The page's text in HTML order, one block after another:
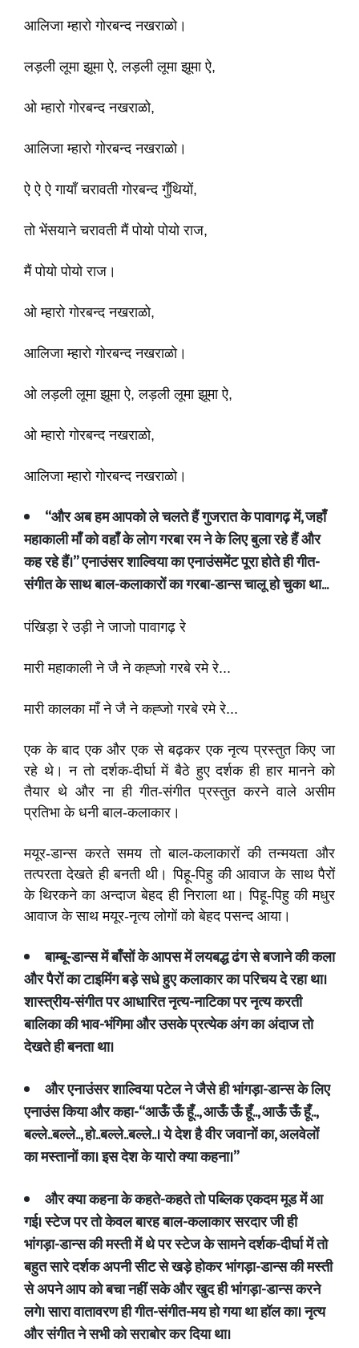
आलिजा म्हारो गोरबन्द नखराळो।
लड़ली लूमा झूमा ऐ, लड़ली लूमा झूमा ऐ,
ओ म्हारो गोरबन्द नखराळो,
आलिजा म्हारो गोरबन्द नखराळो।
ऐ ऐ ऐ गायाँ चरावती गोरबन्द गुँथियों,
तो भेंसयाने चरावती मैं पोयो पोयो राज,
मैं पोयो पोयो राज।
ओ म्हारो गोरबन्द नखराळो,
आलिजा म्हारो गोरबन्द नखराळो।
ओ लड़ली लूमा झूमा ऐ, लड़ली लूमा झूमा ऐ,
ओ म्हारो गोरबन्द नखराळो,
आलिजा म्हारो गोरबन्द नखराळो।
“और अब हम आपको ले चलते हैं गुजरात के पावागढ़ में,जहाँ
महाकाली माँ को वहाँ के लोग गरबा रम ने के लिए बुला रहे हैं और
कह रहे हैं।” एनाउंसर शाल्विया का एनाउंसमेंट पूरा होते ही गीत-
संगीत के साथ बाल-कलाकारों का गरबा-डान्स चालू हो चुका था...
पंखिड़ा रे उड़ी ने जाजो पावागढ़ रे
मारी महाकाली ने जै ने कह्जो गरबे रमे रे...
मारी कालका माँ ने जै ने कह्जो गरबे रमे रे...
एक के बाद एक और एक से बढ़कर एक नृत्य प्रस्तुत किए जा
रहे थे। न तो दर्शक-दीर्घा में बैठे हुए दर्शक ही हार मानने को
तैयार थे और ना ही गीत-संगीत प्रस्तुत करने वाले असीम
प्रतिभा के धनी बाल-कलाकार।
मयूर-डान्स करते समय तो बाल-कलाकारों की तन्मयता और
तत्परता देखते ही बनती थी। पिहू-पिहु की आवाज के साथ पैरों
के थिरकने का अन्दाज बेहद ही निराला था। पिहू-पिहु की मधुर
आवाज के साथ मयूर-नृत्य लोगों को बेहद पसन्द आया।
बाम्बू-डान्स में बाँसों के आपस में लयबद्ध ढंग से बजाने की कला
और पैरों का टाइमिंग बड़े सधे हुए कलाकार का परिचय दे रहा था।
शास्त्रीय-संगीत पर आधारित नृत्य-नाटिका पर नृत्य करती
बालिका की भाव-भंगिमा और उसके प्रत्येक अंग का अंदाज तो
देखते ही बनता था।
और एनाउंसर शाल्विया पटेल ने जैसे ही भांगड़ा-डान्स के लिए
एनाउंस किया और कहा-“आऊँ ऊँ हूँ..,आऊँ ऊँ हूँ..,आऊँ ऊँ हूँ..,
बल्ले..बल्ले..,हो..बल्ले..बल्ले..। ये देश है वीर जवानों का,अलवेलों
का मस्तानों का। इस देश के यारो क्या कहना।”
और क्या कहना के कहते-कहते तो पब्लिक एकदम मूड में आ
गई। स्टेज पर तो केवल बारह बाल-कलाकारसरदार जी ही
भांगड़ा-डान्स की मस्ती में थे पर स्टेज के सामनेदर्शक-दीर्घा में तो
बहुत सारे दर्शक अपनी सीट से खड़े होकरभांगड़ा-डान्स की मस्ती
से अपने आप को बचा नहीं सके और खुद ही भांगड़ा-डान्स करने
लगे। सारा वातावरण ही गीत-संगीत-मय हो गया था हॉल का। नृत्य
और संगीत ने सभी को सराबोर कर दिया था।